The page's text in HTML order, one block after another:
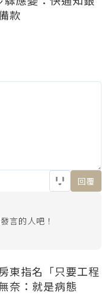
款
回覆
言的人吧！
東指名「只要工程
奈：就是病態